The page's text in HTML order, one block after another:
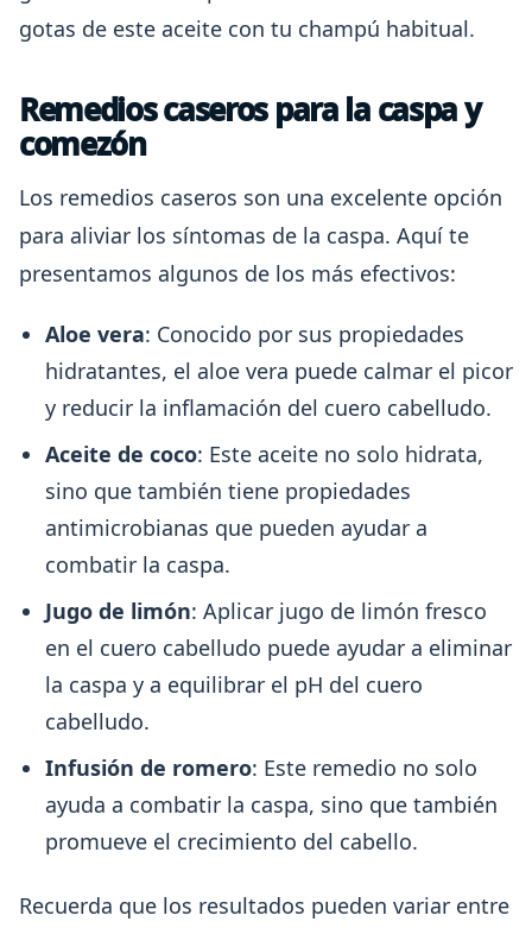
gotas de este aceite con tu champú habitual.
Remedios caseros para la caspa y
comezón
Los remedios caseros son una excelente opción
para aliviar los síntomas de la caspa. Aquí te
presentamos algunos de los más efectivos:
Aloe vera: Conocido por sus propiedades
hidratantes, el aloe vera puede calmar el picor
y reducir la inflamación del cuero cabelludo.
Aceite de coco: Este aceite no solo hidrata,
sino que también tiene propiedades
antimicrobianas que pueden ayudar a
combatir la caspa.
Jugo de limón: Aplicar jugo de limón fresco
en el cuero cabelludo puede ayudar a eliminar
la caspa y a equilibrar el pH del cuero
cabelludo.
Infusión de romero: Este remedio no solo
ayuda a combatir la caspa, sino que también
promueve el crecimiento del cabello.
Recuerda que los resultados pueden variar entre